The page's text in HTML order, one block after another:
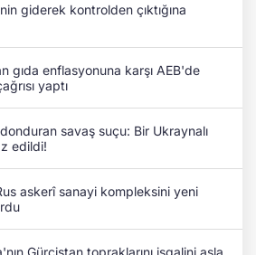
giderek kontrolden çıktığına
gıda enflasyonuna karşı AEB'de
yaptı
savaş suçu: Bir Ukraynalı
edildi!
askerî sanayi kompleksini yeni